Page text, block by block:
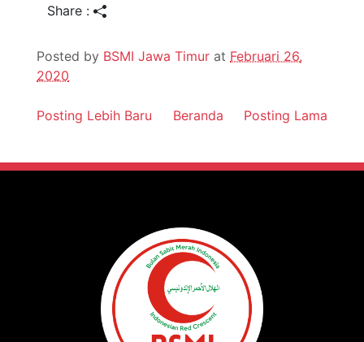
Share :
Posted by BSMI Jawa Timur at Februari 26,
2020
Posting Lebih Baru Posting Lama
Beranda